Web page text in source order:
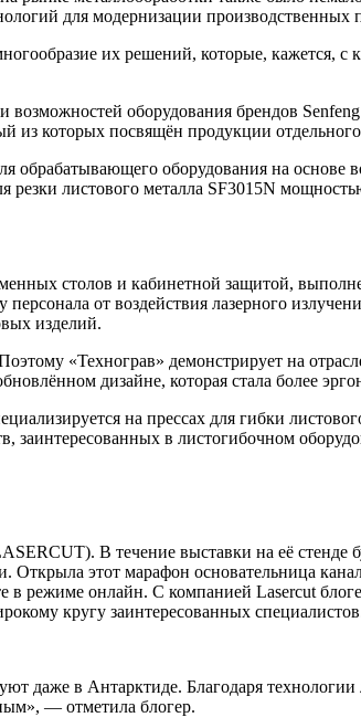
для модернизации
их решений, которые, кажется, с
оборудования брендов
из которых посвящён продукции
обрабатывающего оборудования на основе
резки листового металла SF3015N
столов и кабинетной защитой,
от воздействия лазерного
изделий.
«Технограв» демонстрирует на
дизайне, которая стала более
на прессах для гибки
заинтересованных в листогибочном
В течение выставки на её стенде
Открыла этот марафон основательница
в режиме онлайн. С компанией Lasercut
кругу заинтересованных
даже в Антарктиде. Благодаря
— отметила блогер.